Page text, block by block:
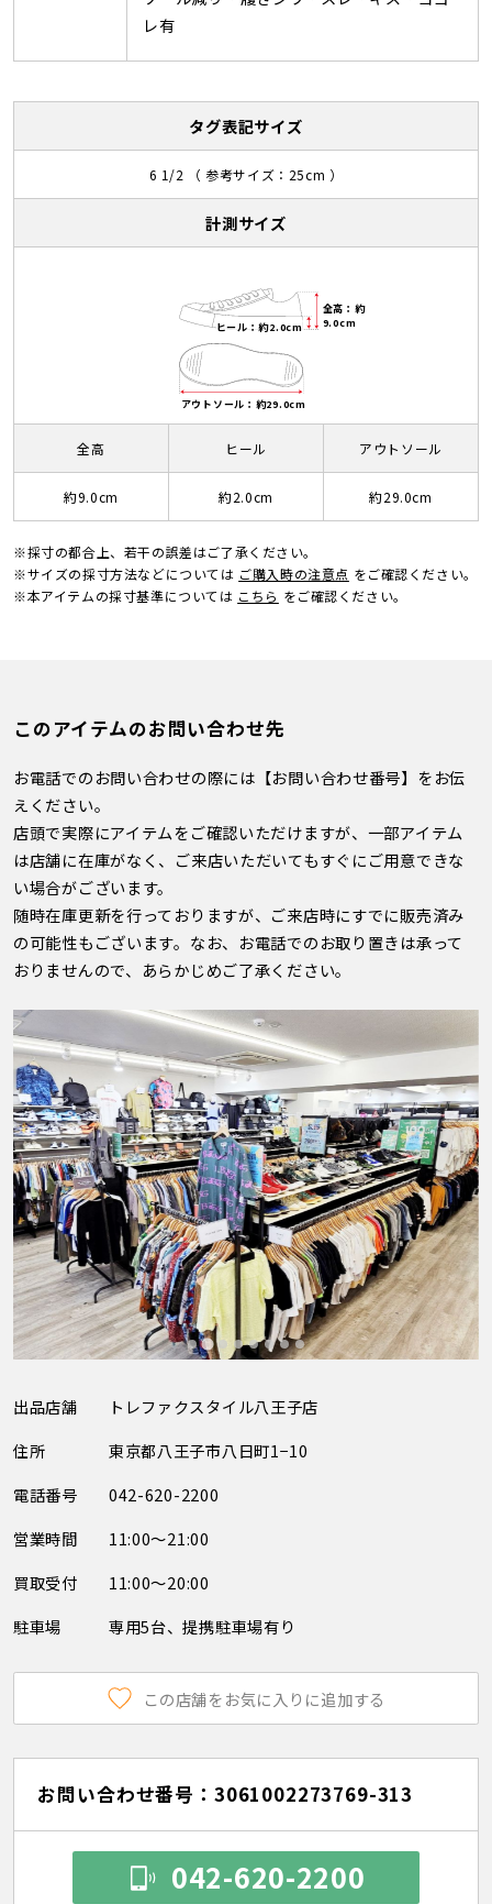
レ有
タグ表記サイズ
6 1/2 （ 参考サイズ：25cm ）
計測サイズ
全高：約
9.0cm
ヒール：約2.0cm
アウトソール：約29.0cm
全高
約9.0cm
ヒール
約2.0cm
アウトソール
約29.0cm
※採寸の都合上、若干の誤差はご了承ください。
※サイズの採寸方法などについては ご購入時の注意点 をご確認ください。
※本アイテムの採寸基準については こちら をご確認ください。
このアイテムのお問い合わせ先
お電話でのお問い合わせの際には【お問い合わせ番号】をお伝
えください。
店頭で実際にアイテムをご確認いただけますが、一部アイテム
は店舗に在庫がなく、ご来店いただいてもすぐにご用意できな
い場合がございます。
随時在庫更新を行っておりますが、ご来店時にすでに販売済み
の可能性もございます。なお、お電話でのお取り置きは承って
おりませんので、あらかじめご了承ください。
出品店舗
トレファクスタイル八王子店
住所
東京都八王子市八日町1−10
電話番号
042-620-2200
営業時間
11:00～21:00
買取受付
11:00～20:00
駐車場
専用5台、提携駐車場有り
この店舗をお気に入りに追加する
お問い合わせ番号：3061002273769-313
042-620-2200